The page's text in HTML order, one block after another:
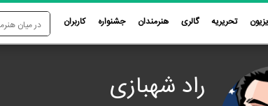
تحریریه گالری هنرمندان جشنواره کاربران
راد شهبازی